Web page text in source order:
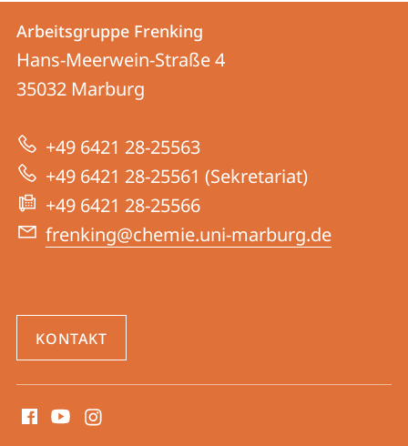
Kontakt
und
Informationen
zur
Website
Kontaktinformationen
Arbeitsgruppe
Frenking
Arbeitsgruppe Frenking
Hans-Meerwein-Straße 4
35032 Marburg
+49 6421 28-25563
+49 6421 28-25561 (Sekretariat)
+49 6421 28-25566
frenking@chemie.uni-marburg.de
KONTAKT
Media